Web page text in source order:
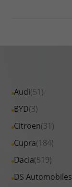
Audi(51)
Alle
Fahrzeuge
Audi
anzeigen
BYD(3)
Alle
Fahrzeuge
BYD
anzeigen
Citroen(31)
Alle
Fahrzeuge
Citroen
anzeigen
Cupra(184)
Alle
Fahrzeuge
Cupra
Dacia(519)
Alle
Fahrzeuge
DS Automobiles
Alle